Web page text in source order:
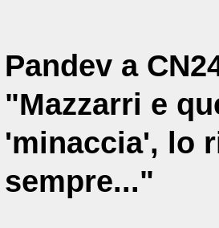
Pandev a
"Mazzarri e
'minaccia', lo
sempre..."